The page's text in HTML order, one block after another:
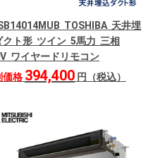
TOSHIBA 天井埋
クト形 ツイン 5馬力 三相
ワイヤードリモコン
価格 394,400 円（税込）